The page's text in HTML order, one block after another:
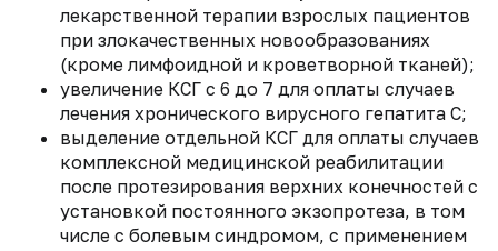
лекарственной терапии взрослых пациентов
при злокачественных новообразованиях
(кроме лимфоидной и кроветворной тканей);
увеличение КСГ с 6 до 7 для оплаты случаев
лечения хронического вирусного гепатита С;
выделение отдельной КСГ для оплаты случаев
комплексной медицинской реабилитации
после протезирования верхних конечностей с
установкой постоянного экзопротеза, в том
числе с болевым синдромом, с применением